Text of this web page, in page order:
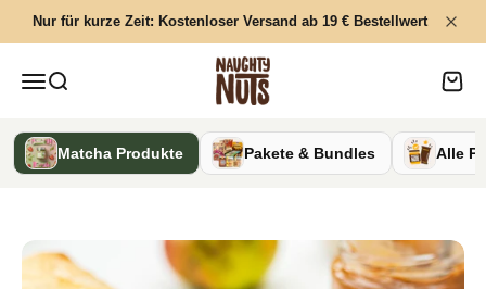
Nur für kurze Zeit: Kostenloser Versand ab 19 € Bestellwert
MenüSuche
Naughty Nuts
Matcha Produkte Pakete & Bundles
Alle